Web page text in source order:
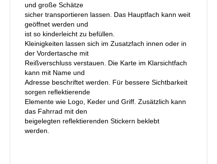
und große Schätze
sicher transportieren lassen. Das Hauptfach kann weit
geöffnet werden und
ist so kinderleicht zu befüllen.
Kleinigkeiten lassen sich im Zusatzfach innen oder in
der Vordertasche mit
Reißverschluss verstauen. Die Karte im Klarsichtfach
kann mit Name und
Adresse beschriftet werden. Für bessere Sichtbarkeit
sorgen reflektierende
Elemente wie Logo, Keder und Griff. Zusätzlich kann
das Fahrrad mit den
beigelegten reflektierenden Stickern beklebt
werden.